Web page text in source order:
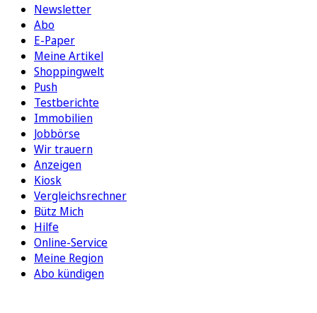
Newsletter
Abo
E-Paper
Meine Artikel
Shoppingwelt
Push
Testberichte
Immobilien
Jobbörse
Wir trauern
Anzeigen
Kiosk
Vergleichsrechner
Bütz Mich
Hilfe
Online-Service
Meine Region
Abo kündigen